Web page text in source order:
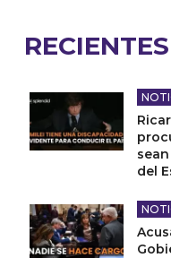
RECIENTES
del